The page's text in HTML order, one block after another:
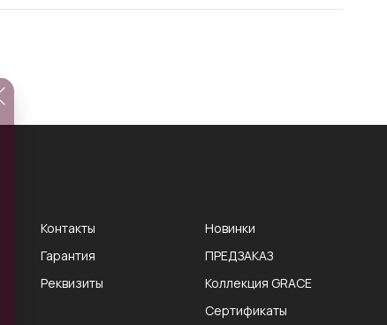
Контакты
Гарантия
Реквизиты
Новинки
ПРЕДЗАКАЗ
Коллекция GRACE
Сертификаты